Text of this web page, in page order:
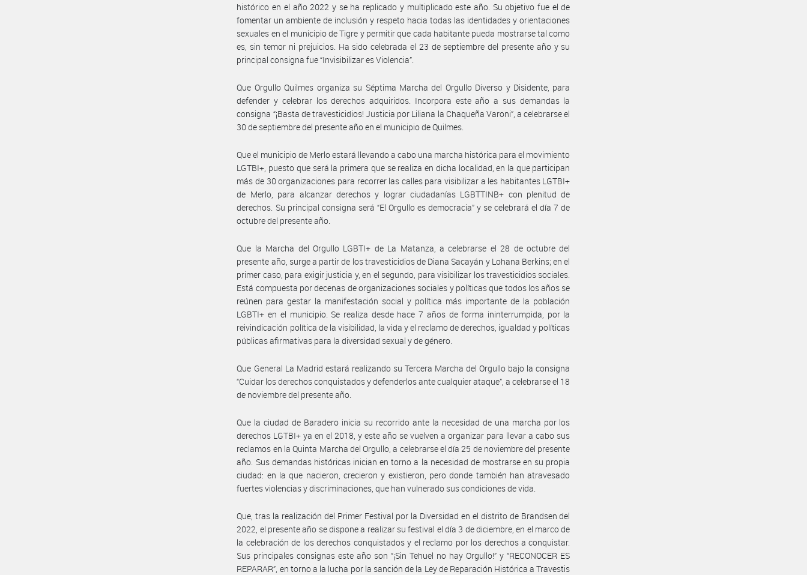
histórico en el año 2022 y se ha replicado y multiplicado este año. Su objetivo fue el de
fomentar un ambiente de inclusión y respeto hacia todas las identidades y orientaciones
sexuales en el municipio de Tigre y permitir que cada habitante pueda mostrarse tal como
es, sin temor ni prejuicios. Ha sido celebrada el 23 de septiembre del presente año y su
principal consigna fue “Invisibilizar es Violencia”.
Que Orgullo Quilmes organiza su Séptima Marcha del Orgullo Diverso y Disidente, para
defender y celebrar los derechos adquiridos. Incorpora este año a sus demandas la
consigna “¡Basta de travesticidios! Justicia por Liliana la Chaqueña Varoni”, a celebrarse el
30 de septiembre del presente año en el municipio de Quilmes.
Que el municipio de Merlo estará llevando a cabo una marcha histórica para el movimiento
LGTBI+, puesto que será la primera que se realiza en dicha localidad, en la que participan
más de 30 organizaciones para recorrer las calles para visibilizar a les habitantes LGTBI+
de Merlo, para alcanzar derechos y lograr ciudadanías LGBTTINB+ con plenitud de
derechos. Su principal consigna será “El Orgullo es democracia” y se celebrará el día 7 de
octubre del presente año.
Que la Marcha del Orgullo LGBTI+ de La Matanza, a celebrarse el 28 de octubre del
presente año, surge a partir de los travesticidios de Diana Sacayán y Lohana Berkins; en el
primer caso, para exigir justicia y, en el segundo, para visibilizar los travesticidios sociales.
Está compuesta por decenas de organizaciones sociales y políticas que todos los años se
reúnen para gestar la manifestación social y política más importante de la población
LGBTI+ en el municipio. Se realiza desde hace 7 años de forma ininterrumpida, por la
reivindicación política de la visibilidad, la vida y el reclamo de derechos, igualdad y políticas
públicas afirmativas para la diversidad sexual y de género.
Que General La Madrid estará realizando su Tercera Marcha del Orgullo bajo la consigna
“Cuidar los derechos conquistados y defenderlos ante cualquier ataque”, a celebrarse el 18
de noviembre del presente año.
Que la ciudad de Baradero inicia su recorrido ante la necesidad de una marcha por los
derechos LGTBI+ ya en el 2018, y este año se vuelven a organizar para llevar a cabo sus
reclamos en la Quinta Marcha del Orgullo, a celebrarse el día 25 de noviembre del presente
año. Sus demandas históricas inician en torno a la necesidad de mostrarse en su propia
ciudad: en la que nacieron, crecieron y existieron, pero donde también han atravesado
fuertes violencias y discriminaciones, que han vulnerado sus condiciones de vida.
Que, tras la realización del Primer Festival por la Diversidad en el distrito de Brandsen del
2022, el presente año se dispone a realizar su festival el día 3 de diciembre, en el marco de
la celebración de los derechos conquistados y el reclamo por los derechos a conquistar.
Sus principales consignas este año son “¡Sin Tehuel no hay Orgullo!” y “RECONOCER ES
REPARAR”, en torno a la lucha por la sanción de la Ley de Reparación Histórica a Travestis